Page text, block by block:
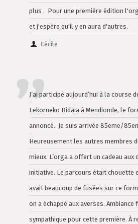
plus . Pour une première édition
et j'espère qu'il y en aura d'autres.
Cécile
J’ai participé aujourd’hui à la course
Lekorneko Bidaia à Mendionde, le
annoncé. Je suis arrivée 85eme/
Heureusement les autres membres
mieux. L’orga a offert un cadeau
initiative. Le parcours était chouette
avait beaucoup de fusées sur ce
on a échappé aux averses.
sympathique pour cette première. À